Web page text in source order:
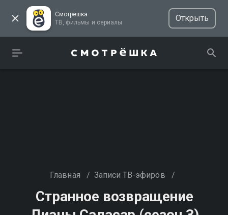
Смотрёшка
ТВ, фильмы и сериалы
Открыть
Главная / Записи ТВ-эфиров /
Странное возвращение